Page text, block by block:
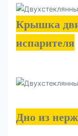
Крышка
испарителя
Дно из